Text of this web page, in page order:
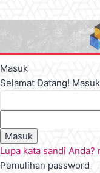
Masuk
Selamat Datang!
Lupa kata sandi
Pemulihan password